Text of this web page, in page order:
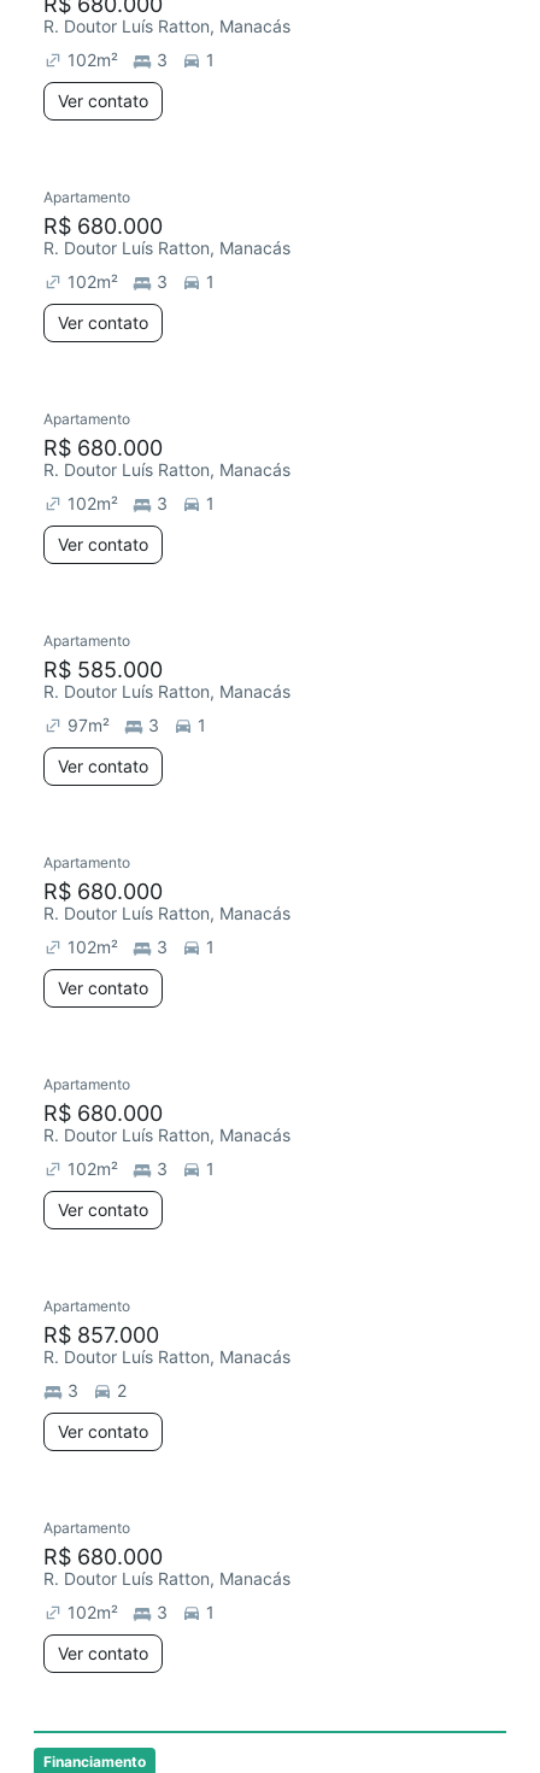
Financiamento
R. Doutor Luís Ratton, Manacás
102m² 3
1
Ver contato
Apartamento
R$ 680.000
R. Doutor Luís Ratton, Manacás
102m² 3
1
Ver contato
Apartamento
R$ 680.000
R. Doutor Luís Ratton, Manacás
102m² 3
1
Ver contato
Apartamento
R$ 585.000
R. Doutor Luís Ratton, Manacás
97m² 3
1
Ver contato
Apartamento
R$ 680.000
R. Doutor Luís Ratton, Manacás
102m² 3
1
Ver contato
Apartamento
R$ 680.000
R. Doutor Luís Ratton, Manacás
102m² 3
1
Ver contato
Apartamento
R$ 857.000
R. Doutor Luís Ratton, Manacás
3
2
Ver contato
Apartamento
R$ 680.000
R. Doutor Luís Ratton, Manacás
102m² 3
1
Ver contato